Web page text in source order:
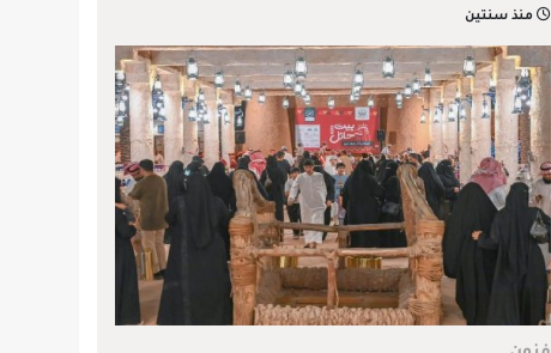
وتطوير المواقع التراثية
منذ سنتين